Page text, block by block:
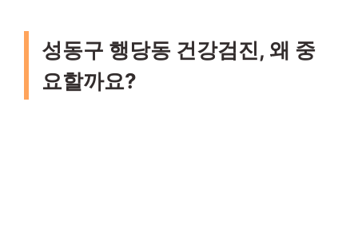
성동구 행당동 건강검진, 왜 중
요할까요?